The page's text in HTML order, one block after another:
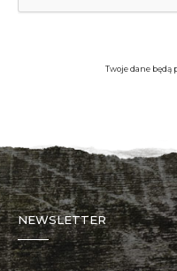
Twoje dane
NEWSLETTER